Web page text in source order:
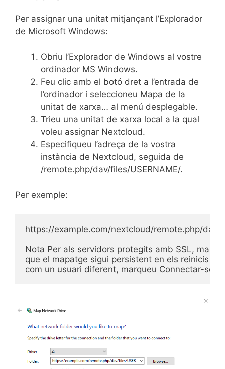
Per assignar una unitat mitjançant l’Explorador
de Microsoft Windows:
Obriu l’Explorador de Windows al vostre
ordinador MS Windows.
Feu clic amb el botó dret a l’entrada de
l’ordinador i seleccioneu Mapa de la
unitat de xarxa… al menú desplegable.
Trieu una unitat de xarxa local a la qual
voleu assignar Nextcloud.
Especifiqueu l’adreça de la vostra
instància de Nextcloud, seguida de
/remote.php/dav/files/USERNAME/.
Per exemple:
https://example.com/nextcloud/remote.php/dav/
Nota Per als servidors protegits amb SSL,
que el mapatge sigui persistent en els reinicis
com un usuari diferent, marqueu Connectar-se